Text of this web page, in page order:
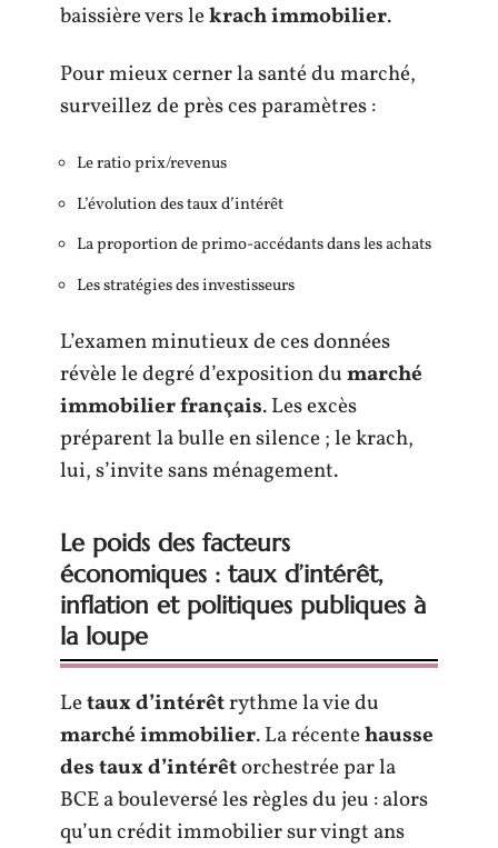
baissière vers lekrach immobilier.
Pour mieux cerner la santé du marché,
surveillez de près ces paramètres :
Le ratio prix/revenus
L’évolution des taux d’intérêt
La proportion de primo-accédants dans les achats
Les stratégies des investisseurs
L’examen minutieux de ces données
révèle le degré d’exposition dumarché
immobilier français. Les excès
préparent la bulle en silence ; le krach,
lui, s’invite sans ménagement.
Le poids des facteurs
économiques : taux d’intérêt,
inflation et politiques publiques à
la loupe
Letaux d’intérêtrythme la vie du
marché immobilier. La récentehausse
des taux d’intérêtorchestrée par la
BCE a bouleversé les règles du jeu : alors
qu’un crédit immobilier sur vingt ans